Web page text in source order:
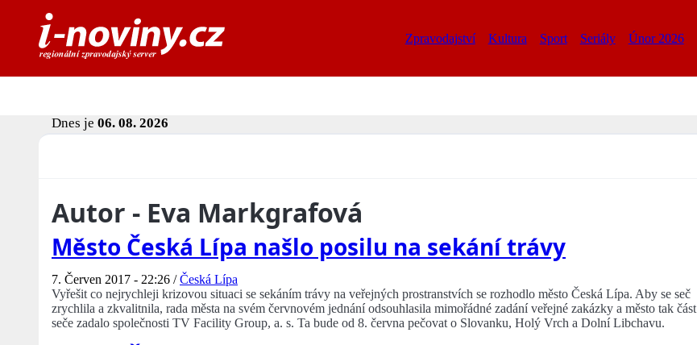
Zpravodajství Kultura Sport Seriály Únor 2026
Dnes je 06. 08. 2026
Autor - Eva Markgrafová
Město Česká Lípa našlo posilu na sekání trávy
7. Červen 2017 - 22:26 /Česká Lípa
Vyřešit co nejrychleji krizovou situaci se sekáním trávy na veřejných prostranstvích se rozhodlo město Česká Lípa. Aby se seč
zrychlila a zkvalitnila, rada města na svém červnovém jednání odsouhlasila mimořádné zadání veřejné zakázky a město tak část
seče zadalo společnosti TV Facility Group, a. s. Ta bude od 8. června pečovat o Slovanku, Holý Vrch a Dolní Libchavu.